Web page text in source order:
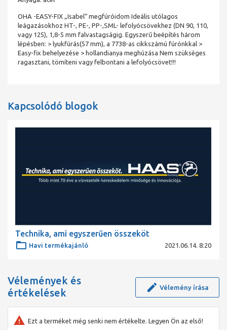
OHA -EASY-FIX „Isabel“ megfúróidom Ideális utólagos
leágazásokhoz HT-, PE-, PP-,SML- lefolyócsövekhez (DN 90, 110,
vagy 125), 1,8-5 mm falvastagságig. Egyszerű beépítés három
lépésben: > lyukfúrás(57 mm), a 7738-as cikkszámú fúrónkkal >
Easy-fix behelyezése > hollandianya meghúzása Nem szükséges
ragasztani, tömíteni vagy felbontani a lefolyócsövet!!!
Kapcsolódó blogok
Technika, ami egyszerűen összeköt
Havi termékajánló 2021.06.14. 8:20
Vélemények és
értékelések
Vélemény írása
Ezt a terméket még senki nem értékelte. Legyen Ön az első!